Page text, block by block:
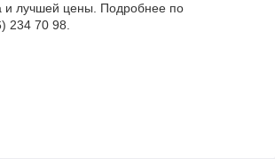
и лучшей цены. Подробнее по
234 70 98.